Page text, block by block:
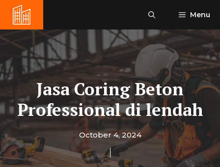
content
Menu
Jasa Coring Beton
Professional di lendah
October 4, 2024